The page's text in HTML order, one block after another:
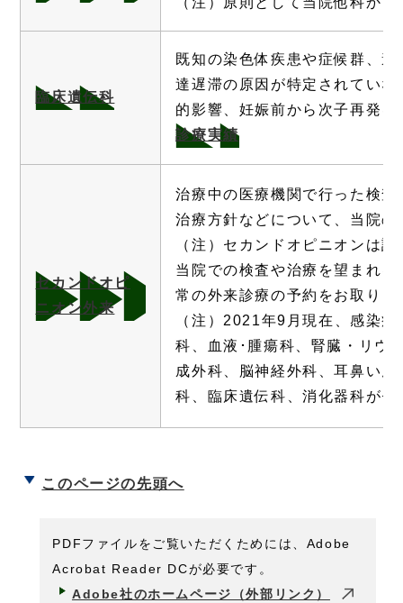
臨床遺伝科
既知の染色体疾患や症候群、
達遅滞の原因が特定されてい
的影響、妊娠前から次子再発
診療実績
セカンドオピ
ニオン外来
治療中の医療機関で行った検
治療方針などについて、当院
（注）セカンドオピニオンは
当院での検査や治療を望まれ
常の外来診療の予約をお取りく
（注）2021年9月現在、感染
科、血液･腫瘍科、腎臓・リウ
成外科、脳神経外科、耳鼻い
科、臨床遺伝科、消化器科が
このページの先頭へ
PDFファイルをご覧いただくためには、Adobe
Acrobat Reader DCが必要です。
Adobe社のホームページ（外部リンク）